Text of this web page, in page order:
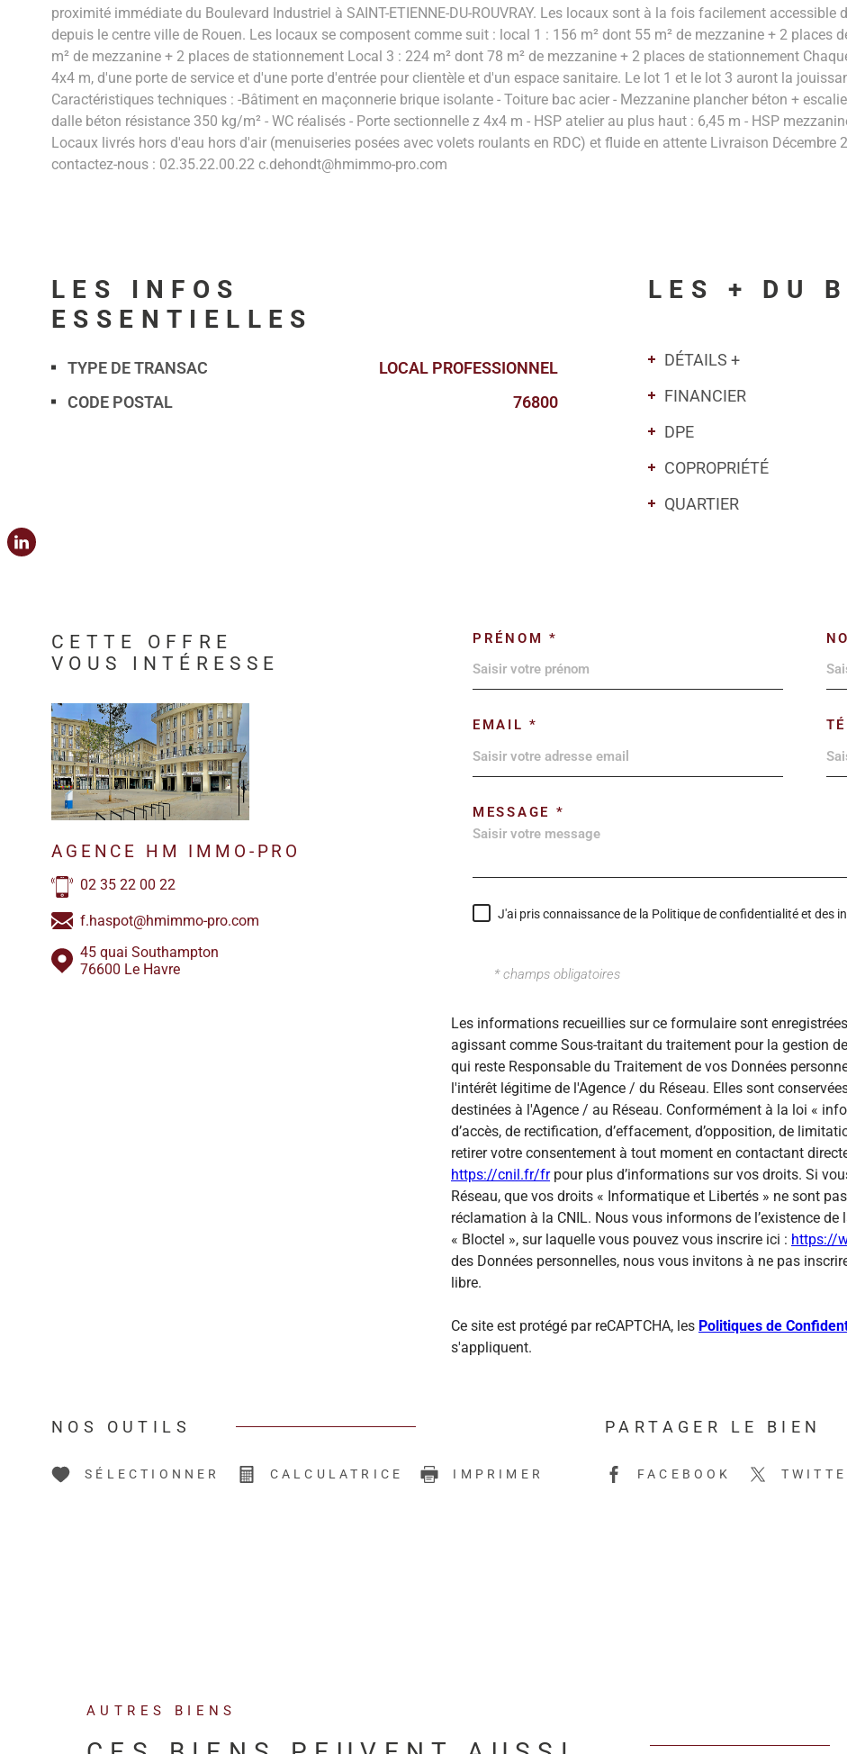
proximité immédiate du Boulevard Industriel à SAINT-ETIENNE-DU-ROUVRAY. Les locaux sont à la fois facilement accessible
depuis le centre ville de Rouen. Les locaux se composent comme suit : local 1 : 156 m² dont 55 m² de mezzanine + 2 places
m² de mezzanine + 2 places de stationnement Local 3 : 224 m² dont 78 m² de mezzanine + 2 places de stationnement
4x4 m, d'une porte de service et d'une porte d'entrée pour clientèle et d'un espace sanitaire. Le lot 1 et le lot 3 auront la
Caractéristiques techniques : -Bâtiment en maçonnerie brique isolante - Toiture bac acier - Mezzanine plancher béton +
dalle béton résistance 350 kg/m² - WC réalisés - Porte sectionnelle z 4x4 m - HSP atelier au plus haut : 6,45 m - HSP
Locaux livrés hors d'eau hors d'air (menuiseries posées avec volets roulants en RDC) et fluide en attente Livraison Décembre
contactez-nous : 02.35.22.00.22 c.dehondt@hmimmo-pro.com
LES INFOS
ESSENTIELLES
Caractérisque Valeurs
TYPE DE TRANSAC
LOCAL PROFESSIONNEL
CODE POSTAL
76800
LES + DU
DÉTAILS +
FINANCIER
DPE
COPROPRIÉTÉ
QUARTIER
CETTE OFFRE
VOUS INTÉRESSE
AGENCE HM IMMO-PRO
02 35 22 00 22
f.haspot@hmimmo-pro.com
45 quai Southampton
76600 Le Havre
PRÉNOM *
EMAIL *
MESSAGE *
J'ai pris connaissance de la Politique de confidentialité et des
* champs obligatoires
Les informations recueillies sur ce formulaire sont
agissant comme Sous-traitant du traitement pour la gestion
qui reste Responsable du Traitement de vos Données
l'intérêt légitime de l'Agence / du Réseau. Elles sont
destinées à l'Agence / au Réseau. Conformément à la loi «
d’accès, de rectification, d’effacement, d’opposition, de
retirer votre consentement à tout moment en contactant
https://cnil.fr/frpour plus d’informations sur vos droits. Si
Réseau, que vos droits « Informatique et Libertés » ne sont
réclamation à la CNIL. Nous vous informons de l’existence
« Bloctel », sur laquelle vous pouvez vous inscrire ici : https://
des Données personnelles, nous vous invitons à ne pas
libre.
Ce site est protégé par reCAPTCHA, les Politiques de
s'appliquent.
NOS OUTILS
SÉLECTIONNER CALCULATRICE IMPRIMER
PARTAGER LE BIEN
FACEBOOK
AUTRES BIENS